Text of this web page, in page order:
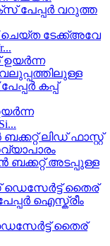
ടേക്ക്അവേ
ബക്കറ്റ് അടപ്പുള്ള
തൈര്